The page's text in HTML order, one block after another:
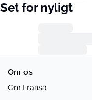
Set for nyligt
Om os
Om Fransa